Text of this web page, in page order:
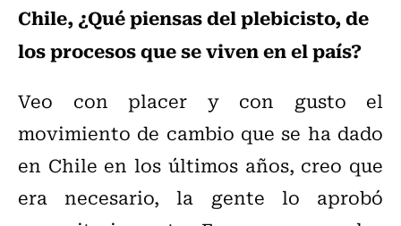
Chile, ¿Qué piensas del plebicisto, de
los procesos que se viven en el país?
Veo con placer y con gusto el
movimiento de cambio que se ha dado
en Chile en los últimos años, creo que
era necesario, la gente lo aprobó